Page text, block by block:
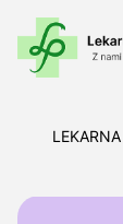
LEKARNA